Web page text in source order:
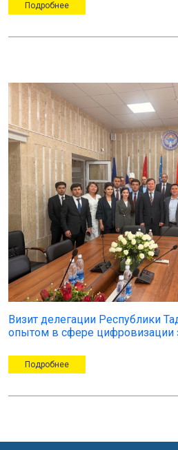
Подробнее
Визит делегации Республики
опытом в сфере цифровизации
Подробнее